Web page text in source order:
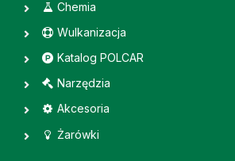
Chemia
Wulkanizacja
Katalog POLCAR
Narzędzia
Akcesoria
Żarówki